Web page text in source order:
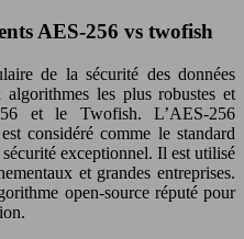
AES-256 vs twofish
de la sécurité des données
les plus robustes et
et le Twofish. L’AES-256
considéré comme le standard
exceptionnel. Il est utilisé
et grandes entreprises.
open-source réputé pour